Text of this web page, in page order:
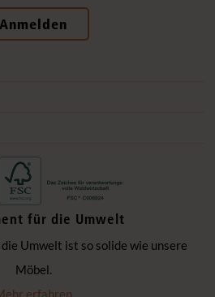
Anmelden
für die Umwelt
Umwelt ist so solide wie unsere
Möbel.
erfahren